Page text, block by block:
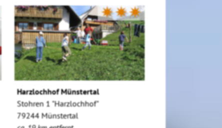
✷✷✷
Harzlochhof Münstertal
Stohren 1 "Harzlochhof"
79244 Münstertal